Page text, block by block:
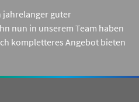
jahrelanger guter
nun in unserem Team haben
kompletteres Angebot bieten